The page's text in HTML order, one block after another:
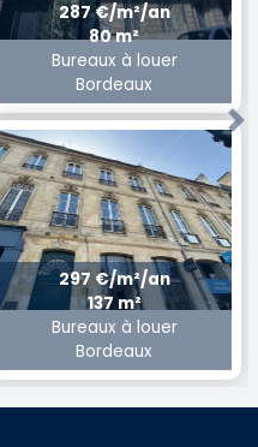
287 €/m²/an
80 m²
Bureaux à louer
Bordeaux
297 €/m²/an
137 m²
Bureaux à louer
Bordeaux